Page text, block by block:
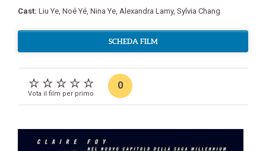
Cast: Liu Ye, Noé Yé, Nina Ye, Alexandra Lamy, Sylvia Chang
SCHEDA FILM
Vota il film per primo
0